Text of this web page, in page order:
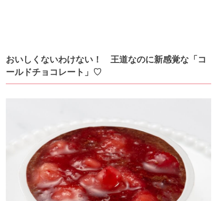
おいしくないわけない！ 王道なのに新感覚な「コ
ールドチョコレート」♡